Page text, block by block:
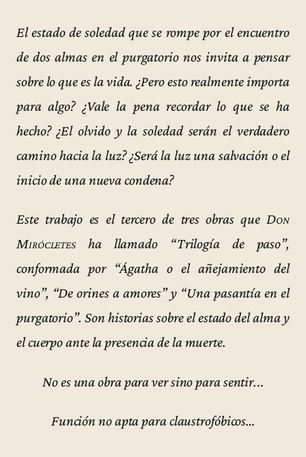
El estado de soledad que se rompe por el encuentro
de dos almas en el purgatorio nos invita a pensar
sobre lo que es la vida. ¿Pero esto realmente importa
para algo? ¿Vale la pena recordar lo que se ha
hecho? ¿El olvido y la soledad serán el verdadero
camino hacia la luz? ¿Será la luz una salvación o el
inicio de una nueva condena?
Este trabajo es el tercero de tres obras queDon
Mirócletes ha llamado “Trilogía de paso”,
conformada por “Ágatha o el añejamiento del
vino”, “De orines a amores” y “Una pasantía en el
purgatorio”. Son historias sobre el estado del alma y
el cuerpo ante la presencia de la muerte.
No es una obra para ver sino para sentir...
Función no apta para claustrofóbicos…